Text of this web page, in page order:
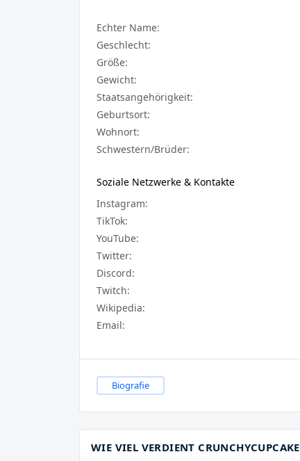
Echter Name:
Geschlecht:
Größe:
Gewicht:
Staatsangehörigkeit:
Geburtsort:
Wohnort:
Schwestern/Brüder:
Soziale Netzwerke & Kontakte
Instagram:
TikTok:
YouTube:
Twitter:
Discord:
Twitch:
Wikipedia:
Email:
Biografie
WIE VIEL VERDIENT CRUNCHYCUPCAKE